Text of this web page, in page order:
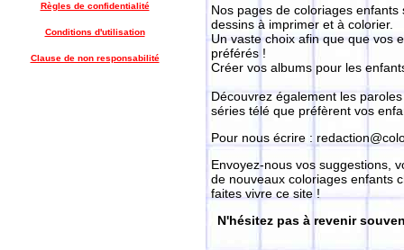
Règles de confidentialité
Conditions d'utilisation
Clause de non responsabilité
Nos pages de coloriages
dessins à imprimer et à colorier.
Un vaste choix afin que que vos
préférés !
Créer vos albums pour les
Découvrez également les
séries télé que préfèrent vos
Pour nous écrire :
Envoyez-nous vos suggestions,
de nouveaux coloriages enfants
faites vivre ce site !
N'hésitez pas à revenir